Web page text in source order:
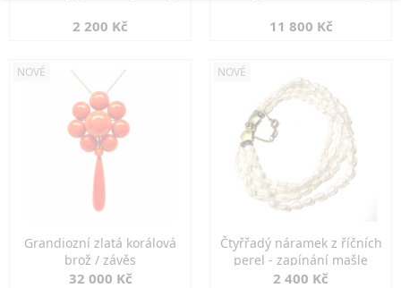
2 200 Kč 11 800 Kč
NOVÉ
Grandiozní zlatá korálová
brož / závěs
32 000 Kč
NOVÉ
Čtyřřadý náramek z říčních
perel - zapínání mašle
2 400 Kč